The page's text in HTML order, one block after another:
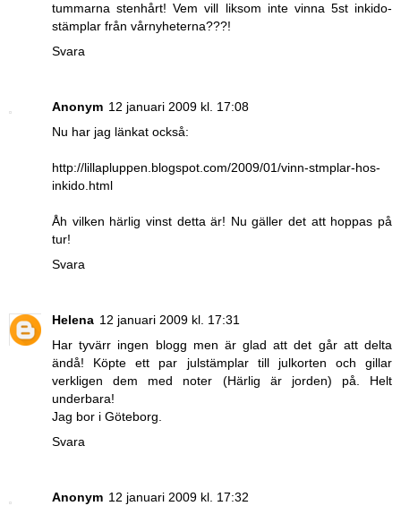
tummarna stenhårt! Vem vill liksom inte vinna 5st inkido-
stämplar från vårnyheterna???!
Svara
Anonym 12 januari 2009 kl. 17:08
Nu har jag länkat också:
http://lillapluppen.blogspot.com/2009/01/vinn-stmplar-hos-
inkido.html
Åh vilken härlig vinst detta är! Nu gäller det att hoppas på
tur!
Svara
Helena 12 januari 2009 kl. 17:31
Har tyvärr ingen blogg men är glad att det går att delta
ändå! Köpte ett par julstämplar till julkorten och gillar
verkligen dem med noter (Härlig är jorden) på. Helt
underbara!
Jag bor i Göteborg.
Svara
Anonym 12 januari 2009 kl. 17:32